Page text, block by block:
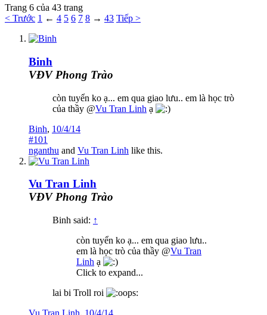
Trang 6 của 43 trang
< Trước 1 ← 4 5 6 7 8 → 43 Tiếp >
Binh
VĐV Phong Trào
còn tuyển ko ạ... em qua giao lưu.. em là học trò
của thầy @Vu Tran Linh ạ
Binh, 10/4/14
#101
nganthu and Vu Tran Linh like this.
Vu Tran Linh
VĐV Phong Trào
Binh said: ↑
còn tuyển ko ạ... em qua giao lưu..
em là học trò của thầy @Vu Tran
Linh ạ
Click to expand...
lai bi Troll roi